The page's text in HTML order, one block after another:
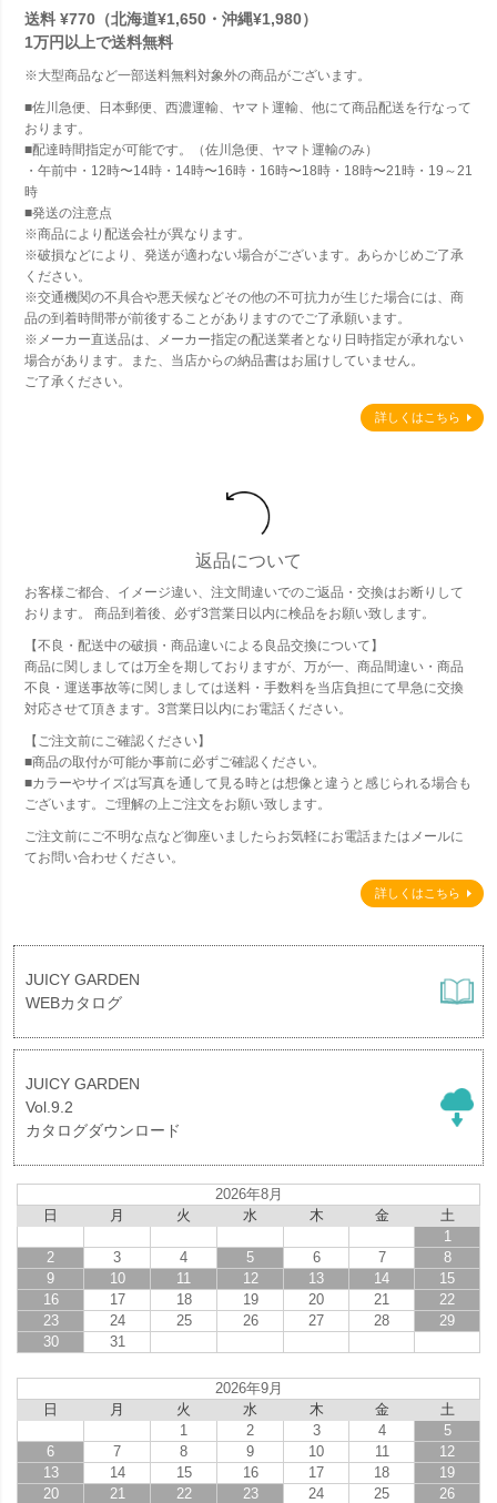
送料 ¥770（北海道¥1,650・沖縄¥1,980）
1万円以上で送料無料
※大型商品など一部送料無料対象外の商品がございます。
■佐川急便、日本郵便、西濃運輸、ヤマト運輸、他にて商品配送を行なって
おります。
■配達時間指定が可能です。（佐川急便、ヤマト運輸のみ）
・午前中・12時〜14時・14時〜16時・16時〜18時・18時〜21時・19～21
時
■発送の注意点
※商品により配送会社が異なります。
※破損などにより、発送が適わない場合がございます。あらかじめご了承
ください。
※交通機関の不具合や悪天候などその他の不可抗力が生じた場合には、商
品の到着時間帯が前後することがありますのでご了承願います。
※メーカー直送品は、メーカー指定の配送業者となり日時指定が承れない
場合があります。また、当店からの納品書はお届けしていません。
ご了承ください。
詳しくはこちら
返品について
お客様ご都合、イメージ違い、注文間違いでのご返品・交換はお断りして
おります。 商品到着後、必ず3営業日以内に検品をお願い致します。
【不良・配送中の破損・商品違いによる良品交換について】
商品に関しましては万全を期しておりますが、万が一、商品間違い・商品
不良・運送事故等に関しましては送料・手数料を当店負担にて早急に交換
対応させて頂きます。3営業日以内にお電話ください。
【ご注文前にご確認ください】
■商品の取付が可能か事前に必ずご確認ください。
■カラーやサイズは写真を通して見る時とは想像と違うと感じられる場合も
ございます。ご理解の上ご注文をお願い致します。
ご注文前にご不明な点など御座いましたらお気軽にお電話またはメールに
てお問い合わせください。
詳しくはこちら
JUICY GARDEN
WEBカタログ
JUICY GARDEN
Vol.9.2
カタログダウンロード
2026年8月
日
月 火 水 木 金
土
1
2
3 4 5 6 7
8
9
10 11 12 13 14
15
16
17 18 19 20 21
22
23
24 25 26 27 28
29
30
31
2026年9月
日
月 火 水 木 金
土
1
2 3 4
5
6
7 8 9 10 11
12
13
14 15 16 17 18
19
20
21 22 23 24 25 26